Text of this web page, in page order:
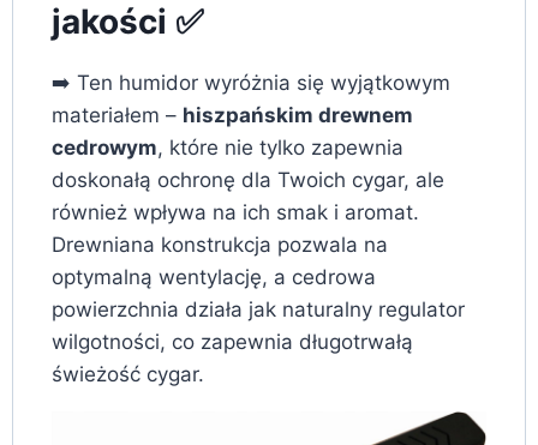
jakości ✅
➡️ Ten humidor wyróżnia się wyjątkowym
materiałem – hiszpańskim drewnem
cedrowym, które nie tylko zapewnia
doskonałą ochronę dla Twoich cygar, ale
również wpływa na ich smak i aromat.
Drewniana konstrukcja pozwala na
optymalną wentylację, a cedrowa
powierzchnia działa jak naturalny regulator
wilgotności, co zapewnia długotrwałą
świeżość cygar.